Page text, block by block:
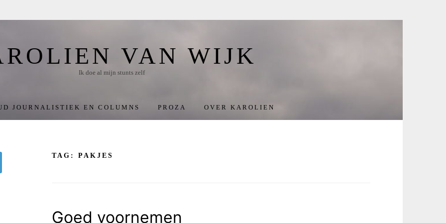
VAN WIJK
Ik doe al mijn stunts zelf
JOURNALISTIEK EN COLUMNS PROZA OVER KAROLIEN
TAG: PAKJES
Goed voornemen